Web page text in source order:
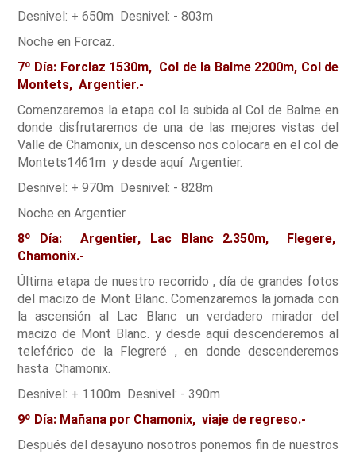
Desnivel: + 650m Desnivel: - 803m
Noche en Forcaz.
7º Día: Forclaz 1530m, Col de la Balme 2200m, Col de
Montets, Argentier.-
Comenzaremos la etapa col la subida al Col de Balme en
donde disfrutaremos de una de las mejores vistas del
Valle de Chamonix, un descenso nos colocara en el col de
Montets1461m y desde aquí Argentier.
Desnivel: + 970m Desnivel: - 828m
Noche en Argentier.
8º Día: Argentier, Lac Blanc 2.350m, Flegere,
Chamonix.-
Última etapa de nuestro recorrido , día de grandes fotos
del macizo de Mont Blanc. Comenzaremos la jornada con
la ascensión al Lac Blanc un verdadero mirador del
macizo de Mont Blanc. y desde aquí descenderemos al
teleférico de la Flegreré , en donde descenderemos
hasta Chamonix.
Desnivel: + 1100m Desnivel: - 390m
9º Día: Mañana por Chamonix, viaje de regreso.-
Después del desayuno nosotros ponemos fin de nuestros